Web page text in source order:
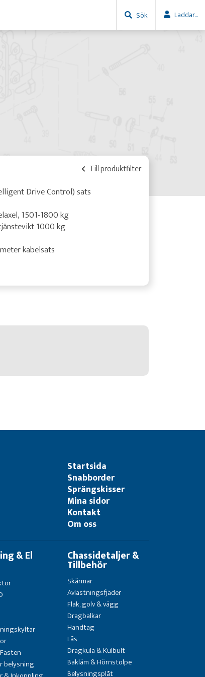
Sök Laddar...
Till produktfilter
Drive Control) sats
1501-1800 kg
1000 kg
kabelsats
Startsida
Snabborder
Sprängskisser
Mina sidor
Kontakt
Om oss
& El
belysning
Chassidetaljer &
Tillbehör
Skärmar
Avlastningsfjäder
Flak, golv & vägg
Dragbalkar
Handtag
Lås
Dragkula & Kulbult
Bakläm & Hörnstolpe
Belysningsplåt